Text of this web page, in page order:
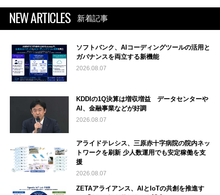
NEW ARTICLES 新着記事
ソフトバンク、AIコーディングツールの活用と
ガバナンスを両立する新機能
2026.08.07
KDDIの1Q決算は増収増益 データセンターや
AI、金融事業などが好調
2026.08.07
アライドテレシス、三原赤十字病院の院内ネッ
トワークを刷新 少人数運用でも安定稼働を支
援
2026.08.07
ZETAアライアンス、AIとIoTの共創を推進す